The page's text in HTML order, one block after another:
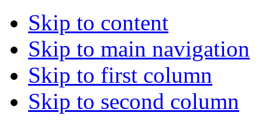
Skip to content
Skip to main navigation
Skip to first column
Skip to second column